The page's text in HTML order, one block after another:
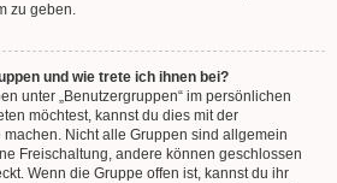
zu geben.
und wie trete ich ihnen bei?
unter „Benutzergruppen“ im persönlichen
möchtest, kannst du dies mit der
Nicht alle Gruppen sind allgemein
Freischaltung, andere können geschlossen
Wenn die Gruppe offen ist, kannst du ihr